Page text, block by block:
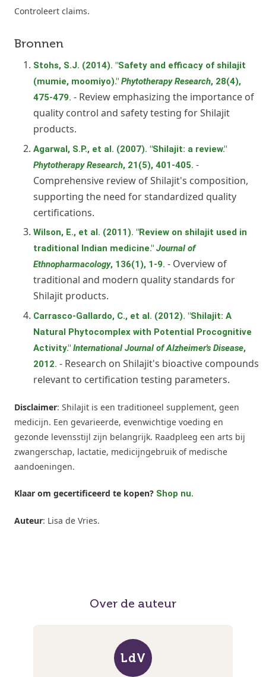
Controleert claims.
Bronnen
Stohs, S.J. (2014). "Safety and efficacy of shilajit
(mumie, moomiyo)." Phytotherapy Research, 28(4),
475-479. - Review emphasizing the importance of
quality control and safety testing for Shilajit
products.
Agarwal, S.P., et al. (2007). "Shilajit: a review."
Phytotherapy Research, 21(5), 401-405. -
Comprehensive review of Shilajit's composition,
supporting the need for standardized quality
certifications.
Wilson, E., et al. (2011). "Review on shilajit used in
traditional Indian medicine." Journal of
Ethnopharmacology, 136(1), 1-9. - Overview of
traditional and modern quality standards for
Shilajit products.
Carrasco-Gallardo, C., et al. (2012). "Shilajit: A
Natural Phytocomplex with Potential Procognitive
Activity." International Journal of Alzheimer's Disease,
2012. - Research on Shilajit's bioactive compounds
relevant to certification testing parameters.
Disclaimer: Shilajit is een traditioneel supplement, geen
medicijn. Een gevarieerde, evenwichtige voeding en
gezonde levensstijl zijn belangrijk. Raadpleeg een arts bij
zwangerschap, lactatie, medicijngebruik of medische
aandoeningen.
Klaar om gecertificeerd te kopen? Shop nu.
Auteur: Lisa de Vries.
Over de auteur
LdV